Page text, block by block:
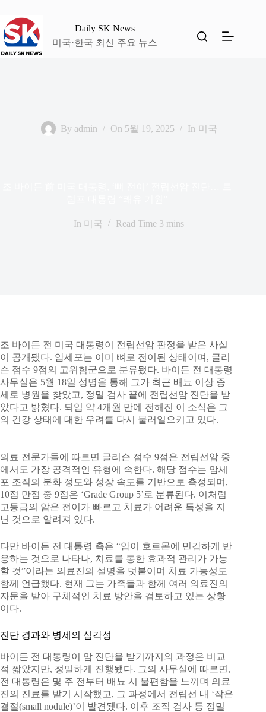
으
로
건
Daily SK News
미국·한국 최신 주요 뉴스
By admin On 5월 19, 2025 In 미국
In 미국 Read Time 3 mins
조 바이든 전 미국 대통령이 전립선암 판정을 받은 사실
이 공개됐다. 암세포는 이미 뼈로 전이된 상태이며, 글리
슨 점수 9점의 고위험군으로 분류됐다. 바이든 전 대통령
사무실은 5월 18일 성명을 통해 그가 최근 배뇨 이상 증
세로 병원을 찾았고, 정밀 검사 끝에 전립선암 진단을 받
았다고 밝혔다. 퇴임 약 4개월 만에 전해진 이 소식은 그
의 건강 상태에 대한 우려를 다시 불러일으키고 있다.
의료 전문가들에 따르면 글리슨 점수 9점은 전립선암 중
에서도 가장 공격적인 유형에 속한다. 해당 점수는 암세
포 조직의 분화 정도와 성장 속도를 기반으로 측정되며,
10점 만점 중 9점은 ‘Grade Group 5’로 분류된다. 이처럼
고등급의 암은 전이가 빠르고 치료가 어려운 특성을 지
닌 것으로 알려져 있다.
다만 바이든 전 대통령 측은 “암이 호르몬에 민감하게 반
응하는 것으로 나타나, 치료를 통한 효과적 관리가 가능
할 것”이라는 의료진의 설명을 덧붙이며 치료 가능성도
함께 언급했다. 현재 그는 가족들과 함께 여러 의료진의
자문을 받아 구체적인 치료 방안을 검토하고 있는 상황
이다.
진단 경과와 병세의 심각성
바이든 전 대통령이 암 진단을 받기까지의 과정은 비교
적 짧았지만, 정밀하게 진행됐다. 그의 사무실에 따르면,
전 대통령은 몇 주 전부터 배뇨 시 불편함을 느끼며 의료
진의 진료를 받기 시작했고, 그 과정에서 전립선 내 ‘작은
결절(small nodule)’이 발견됐다. 이후 조직 검사 등 정밀